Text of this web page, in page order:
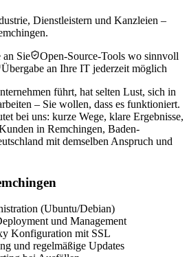
Dienstleistern und Kanzleien –
an Sie
Open-Source-Tools wo sinnvoll
Übergabe an Ihre IT jederzeit möglich
führt, hat selten Lust, sich in
– Sie wollen, dass es funktioniert.
bei uns: kurze Wege, klare Ergebnisse,
in Remchingen, Baden-
mit demselben Anspruch und
(Ubuntu/Debian)
und Management
Konfiguration mit SSL
und regelmäßige Updates